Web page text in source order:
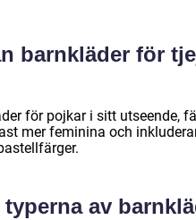
barnkläder för
för pojkar i sitt utseende,
mer feminina och
av